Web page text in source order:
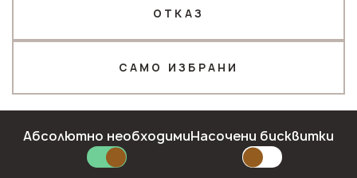
Имейл*
САМО ИЗБРАНИ
ОТКАЗ
Абсолютно необходимиНасочени бисквитки